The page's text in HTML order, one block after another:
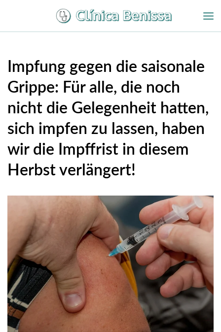
springen
Impfung gegen die saisonale
Grippe: Für alle, die noch
nicht die Gelegenheit hatten,
sich impfen zu lassen, haben
wir die Impffrist in diesem
Herbst verlängert!